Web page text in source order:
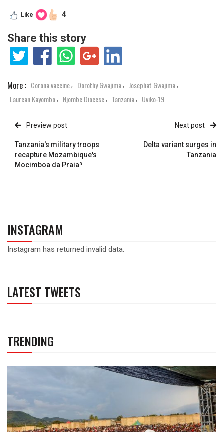
Like 4
Share this story
More : Corona vaccine, Dorothy Gwajima, Josephat Gwajima,
Laurean Kayombo, Njombe Diocese, Tanzania, Uviko-19
Preview post
Tanzania's military troops
recapture Mozambique's
Mocimboa da Praia⁸
Next post
Delta variant surges in
Tanzania
INSTAGRAM
Instagram has returned invalid data.
LATEST TWEETS
TRENDING